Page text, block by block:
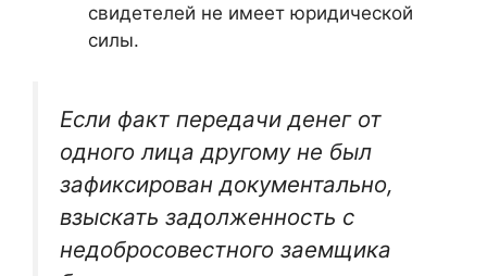
свидетелей не имеет юридической
силы.
Если факт передачи денег от
одного лица другому не был
зафиксирован документально,
взыскать задолженность с
недобросовестного заемщика